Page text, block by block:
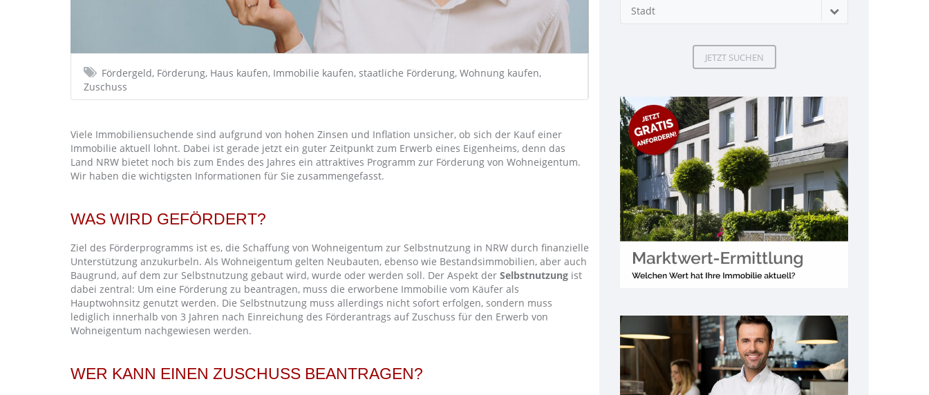
Fördergeld, Förderung, Haus kaufen, Immobilie kaufen, staatliche Förderung, Wohnung kaufen,
Zuschuss
Viele Immobiliensuchende sind aufgrund von hohen Zinsen und Inflation unsicher, ob sich der Kauf einer
Immobilie aktuell lohnt. Dabei ist gerade jetzt ein guter Zeitpunkt zum Erwerb eines Eigenheims, denn das
Land NRW bietet noch bis zum Endes des Jahres ein attraktives Programm zur Förderung von Wohneigentum.
Wir haben die wichtigsten Informationen für Sie zusammengefasst.
WAS WIRD GEFÖRDERT?
Ziel des Förderprogramms ist es, die Schaffung von Wohneigentum zur Selbstnutzung in NRW durch finanzielle
Unterstützung anzukurbeln. Als Wohneigentum gelten Neubauten, ebenso wie Bestandsimmobilien, aber auch
Baugrund, auf dem zur Selbstnutzung gebaut wird, wurde oder werden soll. Der Aspekt der Selbstnutzung ist
dabei zentral: Um eine Förderung zu beantragen, muss die erworbene Immobilie vom Käufer als
Hauptwohnsitz genutzt werden. Die Selbstnutzung muss allerdings nicht sofort erfolgen, sondern muss
lediglich innerhalb von 3 Jahren nach Einreichung des Förderantrags auf Zuschuss für den Erwerb von
Wohneigentum nachgewiesen werden.
WER KANN EINEN ZUSCHUSS BEANTRAGEN?
Stadt
JETZT SUCHEN